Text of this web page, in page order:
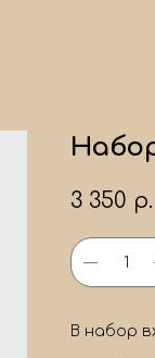
3 350 р.
В набор